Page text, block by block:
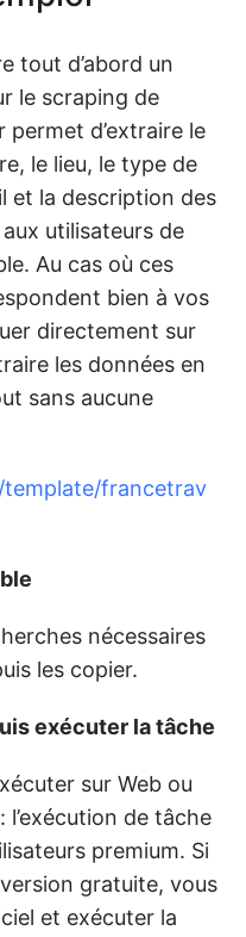
tout d’abord un
le scraping de
permet d’extraire le
le lieu, le type de
et la description des
utilisateurs de
Au cas où ces
bien à vos
directement sur
les données en
sans aucune
francetrav
nécessaires
les copier.
exécuter la tâche
sur Web ou
de tâche
premium. Si
gratuite, vous
et exécuter la